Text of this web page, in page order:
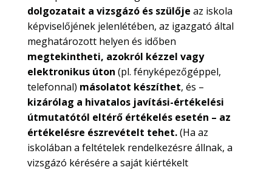
dolgozatait a vizsgázó és szülője az iskola
képviselőjének jelenlétében, az igazgató által
meghatározott helyen és időben
megtekintheti, azokról kézzel vagy
elektronikus úton (pl. fényképezőgéppel,
telefonnal) másolatot készíthet, és –
kizárólag a hivatalos javítási-értékelési
útmutatótól eltérő értékelés esetén – az
értékelésre észrevételt tehet.(Ha az
iskolában a feltételek rendelkezésre állnak, a
vizsgázó kérésére a saját kiértékelt